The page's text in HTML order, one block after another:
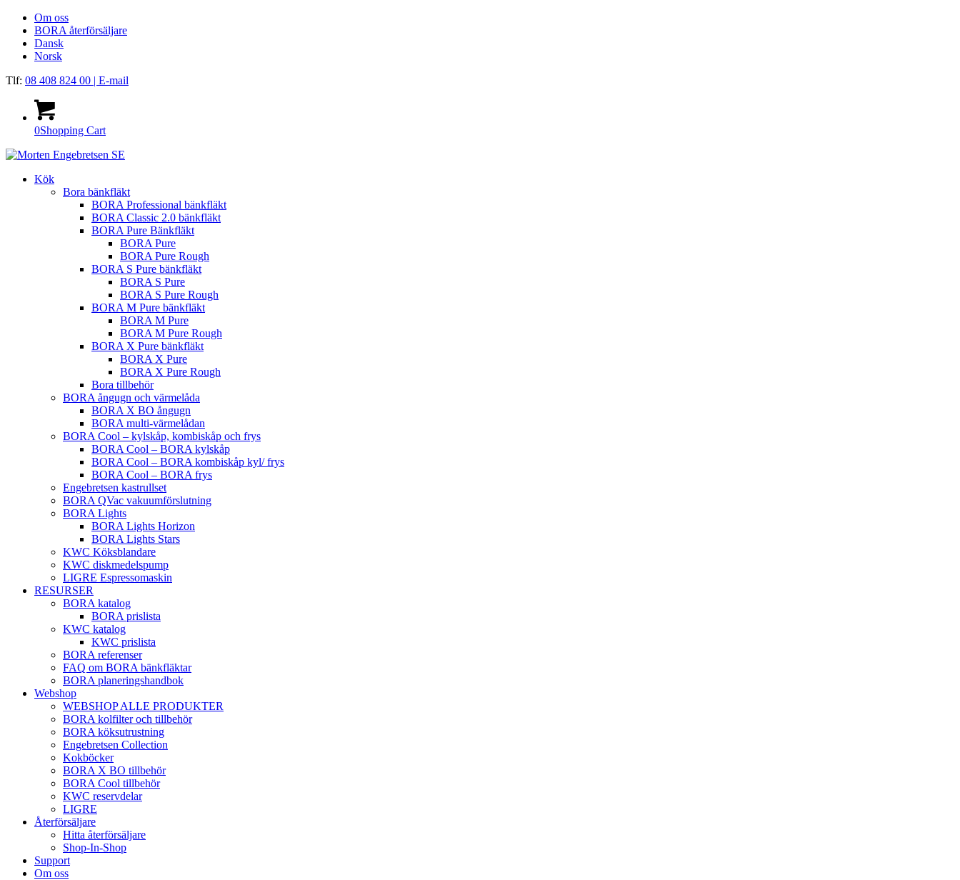
Om oss
BORA återförsäljare
Dansk
Norsk
Tlf: 08 408 824 00 | E-mail
0Shopping Cart
Kök
Bora bänkfläkt
BORA Professional bänkfläkt
BORA Classic 2.0 bänkfläkt
BORA Pure Bänkfläkt
BORA Pure
BORA Pure Rough
BORA S Pure bänkfläkt
BORA S Pure
BORA S Pure Rough
BORA M Pure bänkfläkt
BORA M Pure
BORA M Pure Rough
BORA X Pure bänkfläkt
BORA X Pure
BORA X Pure Rough
Bora tillbehör
BORA ångugn och värmelåda
BORA X BO ångugn
BORA multi-värmelådan
BORA Cool – kylskåp, kombiskåp och frys
BORA Cool – BORA kylskåp
BORA Cool – BORA kombiskåp kyl/ frys
BORA Cool – BORA frys
Engebretsen kastrullset
BORA QVac vakuumförslutning
BORA Lights
BORA Lights Horizon
BORA Lights Stars
KWC Köksblandare
KWC diskmedelspump
LIGRE Espressomaskin
RESURSER
BORA katalog
BORA prislista
KWC katalog
KWC prislista
BORA referenser
FAQ om BORA bänkfläktar
BORA planeringshandbok
Webshop
WEBSHOP ALLE PRODUKTER
BORA kolfilter och tillbehör
BORA köksutrustning
Engebretsen Collection
Kokböcker
BORA X BO tillbehör
BORA Cool tillbehör
KWC reservdelar
LIGRE
Återförsäljare
Hitta återförsäljare
Shop-In-Shop
Support
Om oss